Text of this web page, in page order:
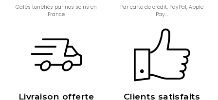
Cafés torréfiés par nos soins en
France
Par carte de crédit, PayPal, Apple
Pay...
Livraison offerte Clients satisfaits